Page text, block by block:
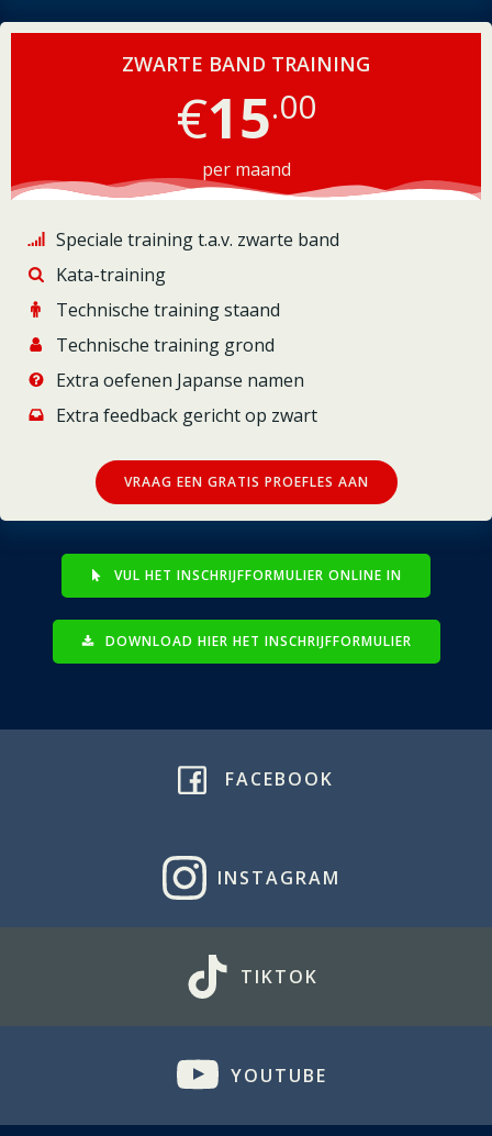
ZWARTE BAND TRAINING
€15.00
per maand
Speciale training t.a.v. zwarte band
Kata-training
Technische training staand
Technische training grond
Extra oefenen Japanse namen
Extra feedback gericht op zwart
VRAAG EEN GRATIS PROEFLES AAN
VUL HET INSCHRIJFFORMULIER ONLINE IN
DOWNLOAD HIER HET INSCHRIJFFORMULIER
FACEBOOK
INSTAGRAM
TIKTOK
YOUTUBE